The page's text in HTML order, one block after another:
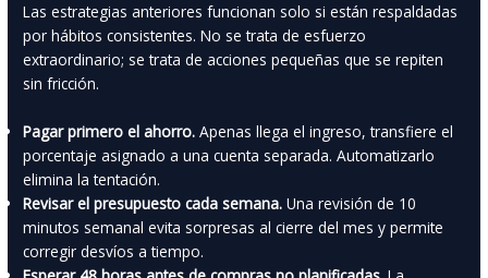
Las estrategias anteriores funcionan solo si están respaldadas
por hábitos consistentes. No se trata de esfuerzo
extraordinario; se trata de acciones pequeñas que se repiten
sin fricción.
Pagar primero el ahorro. Apenas llega el ingreso, transfiere el
porcentaje asignado a una cuenta separada. Automatizarlo
elimina la tentación.
Revisar el presupuesto cada semana. Una revisión de 10
minutos semanal evita sorpresas al cierre del mes y permite
corregir desvíos a tiempo.